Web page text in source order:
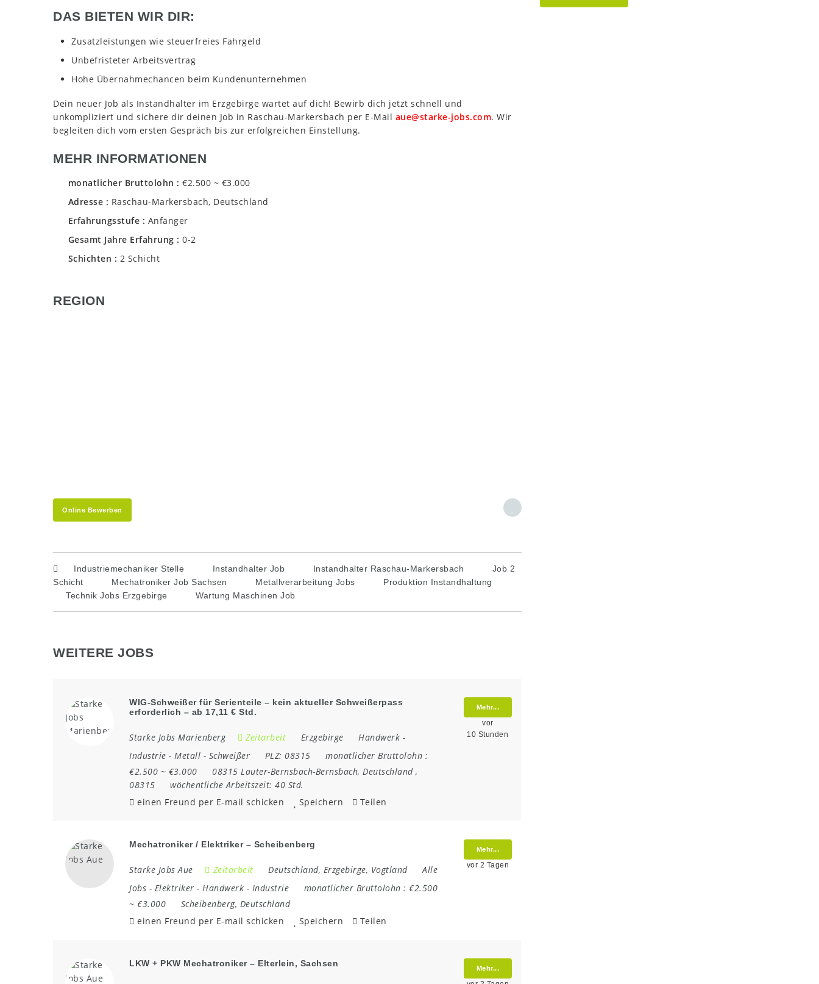
DAS BIETEN WIR DIR:
Zusatzleistungen wie steuerfreies Fahrgeld
Unbefristeter Arbeitsvertrag
Hohe Übernahmechancen beim Kundenunternehmen
Dein neuer Job als Instandhalter im Erzgebirge wartet auf dich! Bewirb dich jetzt schnell und
unkompliziert und sichere dir deinen Job in Raschau-Markersbach per E-Mail aue@starke-jobs.com. Wir
begleiten dich vom ersten Gespräch bis zur erfolgreichen Einstellung.
MEHR INFORMATIONEN
monatlicher Bruttolohn
€2.500 ~ €3.000
Adresse
Raschau-Markersbach, Deutschland
Erfahrungsstufe
Anfänger
Gesamt Jahre Erfahrung
0-2
Schichten
2 Schicht
REGION
Online Bewerben
Industriemechaniker Stelle Instandhalter Job Instandhalter Raschau-Markersbach
Job 2
Schicht
Mechatroniker Job Sachsen Metallverarbeitung Jobs
Produktion Instandhaltung
Technik Jobs Erzgebirge
Wartung Maschinen Job
WEITERE JOBS
WIG-Schweißer für Serienteile – kein aktueller Schweißerpass
erforderlich – ab 17,11 € Std.
Starke Jobs Marienberg Zeitarbeit Erzgebirge Handwerk -
Industrie - Metall - Schweißer PLZ: 08315
monatlicher Bruttolohn :
€2.500 ~ €3.000
08315 Lauter-Bernsbach-Bernsbach, Deutschland,
08315
wöchentliche Arbeitszeit: 40 Std.
einen Freund per E-mail schicken
Speichern Teilen
Mehr...
vor
10 Stunden
Mechatroniker / Elektriker – Scheibenberg
Starke Jobs Aue Zeitarbeit Deutschland, Erzgebirge, Vogtland
Alle
Jobs - Elektriker - Handwerk - Industrie monatlicher Bruttolohn : €2.500
~ €3.000
Scheibenberg, Deutschland
einen Freund per E-mail schicken
Speichern Teilen
Mehr...
vor 2 Tagen
LKW + PKW Mechatroniker – Elterlein, Sachsen Mehr...